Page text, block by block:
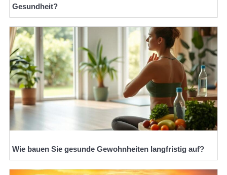
Gesundheit?
Wie bauen Sie gesunde Gewohnheiten langfristig auf?